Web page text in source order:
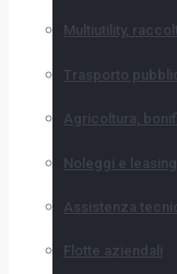
Multiutility,
Trasporto
Agricoltura,
Noleggi e leasing
Assistenza
Flotte aziendali